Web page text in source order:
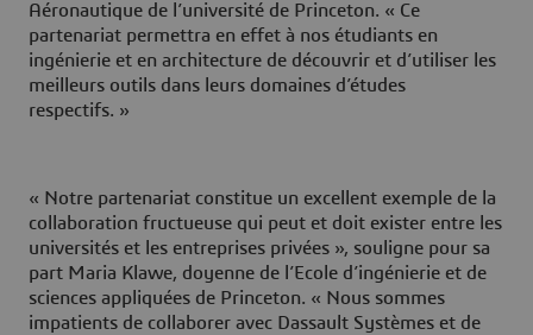
Aéronautique de l’université de Princeton. « Ce
partenariat permettra en effet à nos étudiants en
ingénierie et en architecture de découvrir et d’utiliser les
meilleurs outils dans leurs domaines d’études
respectifs. »
« Notre partenariat constitue un excellent exemple de la
collaboration fructueuse qui peut et doit exister entre les
universités et les entreprises privées », souligne pour sa
part Maria Klawe, doyenne de l’Ecole d’ingénierie et de
sciences appliquées de Princeton. « Nous sommes
impatients de collaborer avec Dassault Systèmes et de